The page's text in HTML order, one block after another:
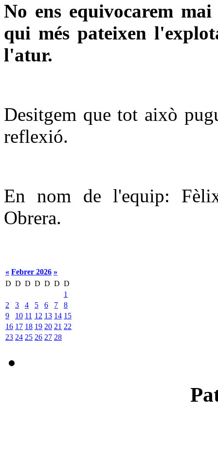
No ens equivocarem
qui més pateixen
l'atur.
Desitgem que tot això
reflexió.
En nom de l'equip:
Obrera.
« Febrer 2026 »
D D D D D D D
1
2
3 4 5 6 7
8
9
10 11 12 13 14 15
16 17 18 19 20 21 22
23 24 25 26 27 28